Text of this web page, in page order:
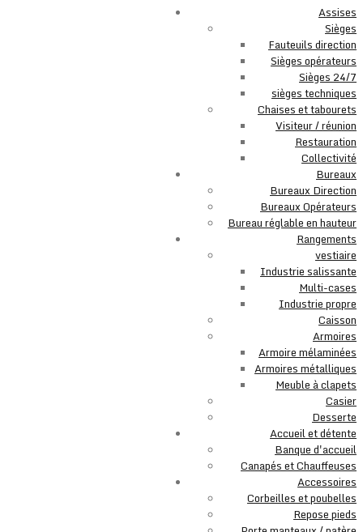
Assises
Sièges
Fauteuils direction
Sièges opérateurs
Sièges 24/7
sièges techniques
Chaises et tabourets
Visiteur / réunion
Restauration
Collectivité
Bureaux
Bureaux Direction
Bureaux Opérateurs
Bureau réglable en hauteur
Rangements
vestiaire
Industrie salissante
Multi-cases
Industrie propre
Caisson
Armoires
Armoire mélaminées
Armoires métalliques
Meuble à clapets
Casier
Desserte
Accueil et détente
Banque d'accueil
Canapés et Chauffeuses
Accessoires
Corbeilles et poubelles
Repose pieds